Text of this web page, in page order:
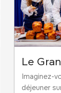
Le
Imaginez-
déjeuner